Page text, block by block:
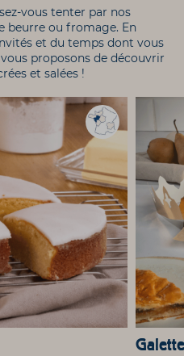
vous tenter par nos
beurre ou fromage. En
et du temps dont vous
proposons de découvrir
et salées !